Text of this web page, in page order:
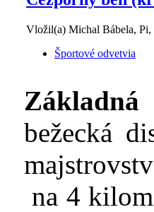
Vložil(a) Michal Bábela, Pi,
Športové odvetvia
bežecká
na 4